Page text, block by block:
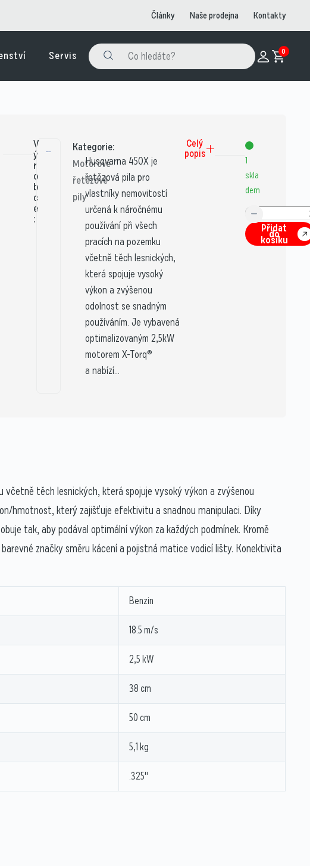
Články Naše prodejna Kontakty
Servis 0
V
ý
r
o
b
c
e
:
Kategorie:
Motorové
řetězové
pily
Husqvarna 450X je
řetězová pila pro
vlastníky nemovitostí
určená k náročnému
používání při všech
pracích na pozemku
včetně těch lesnických,
která spojuje vysoký
výkon a zvýšenou
odolnost se snadným
používáním. Je vybavená
optimalizovaným 2,5kW
motorem X-Torq®
a nabízí...
Celý
popis
1
skla
dem
Přidat
do
košíku
těch lesnických, která spojuje vysoký výkon a zvýšenou
hmotnost, který zajišťuje efektivitu a snadnou manipulaci. Díky
tak, aby podával optimální výkon za každých podmínek. Kromě
značky směru kácení a pojistná matice vodicí lišty. Konektivita
Benzin
18.5 m/s
2,5 kW
38 cm
50 cm
5,1 kg
.325"